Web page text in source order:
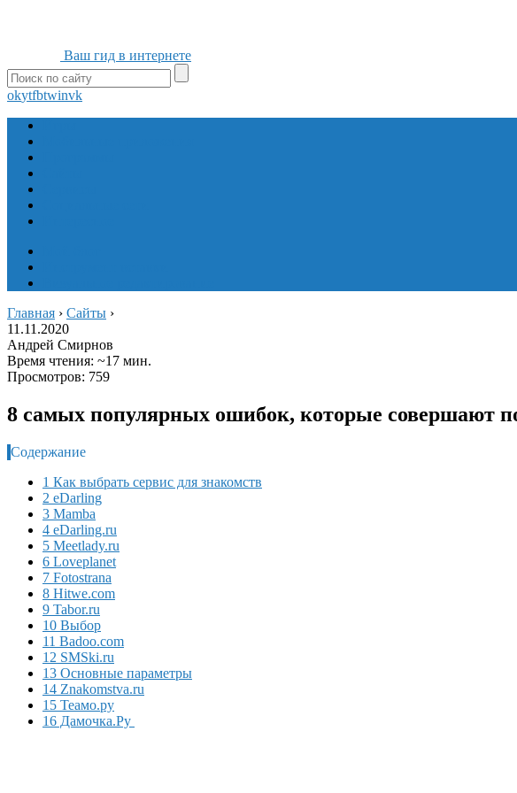
Ваш гид в интернете
okytfbtwinvk
Главная › Сайты ›
11.11.2020
Андрей Смирнов
Время чтения: ~17 мин.
Просмотров: 759
8 самых популярных ошибок, которые совершают
Содержание
1 Как выбрать сервис для знакомств
2 eDarling
3 Mamba
4 eDarling.ru
5 Meetlady.ru
6 Loveplanet
7 Fotostrana
8 Hitwe.com
9 Tabor.ru
10 Выбор
11 Badoo.com
12 SMSki.ru
13 Основные параметры
14 Znakomstva.ru
15 Теамо.ру
16 Дамочка.Ру